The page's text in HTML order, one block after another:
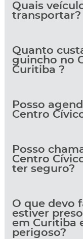
Quais
transportar?
Quanto
guincho no
Curitiba ?
Posso
Centro
Posso
Centro
ter seguro?
O que devo
estiver
em Curitiba
perigoso?